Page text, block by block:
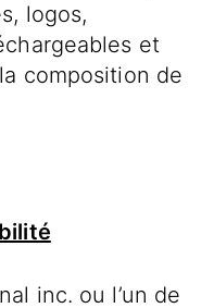
logos,
et
composition de
inc. ou l’un de